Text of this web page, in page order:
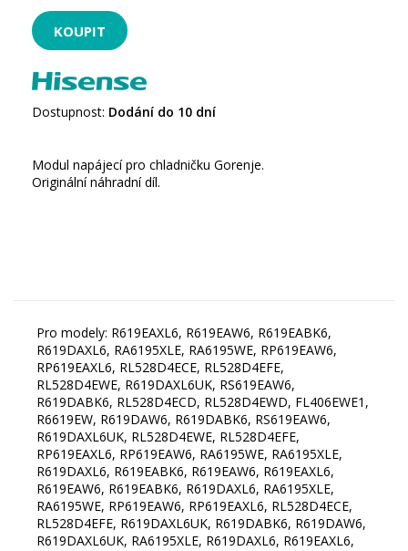
Dostupnost: Dodání do 10 dní
Modul napájecí pro chladničku Gorenje.
Originální náhradní díl.
Pro modely: R619EAXL6, R619EAW6, R619EABK6,
R619DAXL6, RA6195XLE, RA6195WE, RP619EAW6,
RP619EAXL6, RL528D4ECE, RL528D4EFE,
RL528D4EWE, R619DAXL6UK, RS619EAW6,
R619DABK6, RL528D4ECD, RL528D4EWD, FL406EWE1,
R6619EW, R619DAW6, R619DABK6, RS619EAW6,
R619DAXL6UK, RL528D4EWE, RL528D4EFE,
RP619EAXL6, RP619EAW6, RA6195WE, RA6195XLE,
R619DAXL6, R619EABK6, R619EAW6, R619EAXL6,
R619EAW6, R619EABK6, R619DAXL6, RA6195XLE,
RA6195WE, RP619EAW6, RP619EAXL6, RL528D4ECE,
RL528D4EFE, R619DAXL6UK, R619DABK6, R619DAW6,
R619DAXL6UK, RA6195XLE, R619DAXL6, R619EAXL6,